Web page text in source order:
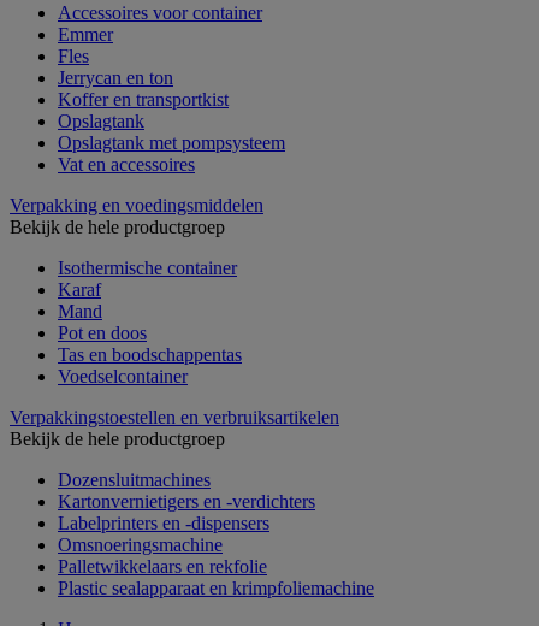
Accessoires voor container
Emmer
Fles
Jerrycan en ton
Koffer en transportkist
Opslagtank
Opslagtank met pompsysteem
Vat en accessoires
Verpakking en voedingsmiddelen
Bekijk de hele productgroep
Isothermische container
Karaf
Mand
Pot en doos
Tas en boodschappentas
Voedselcontainer
Verpakkingstoestellen en verbruiksartikelen
Bekijk de hele productgroep
Dozensluitmachines
Kartonvernietigers en -verdichters
Labelprinters en -dispensers
Omsnoeringsmachine
Palletwikkelaars en rekfolie
Plastic sealapparaat en krimpfoliemachine